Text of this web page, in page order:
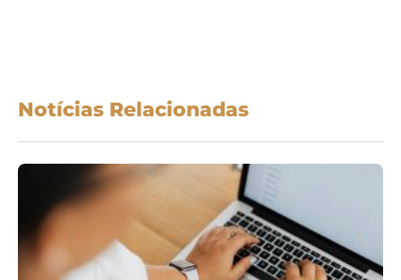
Notícias Relacionadas